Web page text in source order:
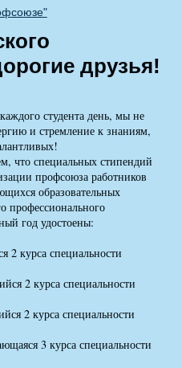
друзья!
студента день, мы не
и стремление к знаниям,
что специальных стипендий
профсоюза работников
образовательных
профессионального
год удостоены:
2 курса специальности
2 курса специальности
2 курса специальности
3 курса специальности